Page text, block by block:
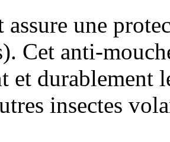
une
Cet anti-
et durablement
insectes